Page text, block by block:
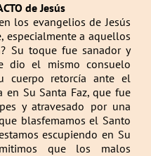
de Jesús
los evangelios de Jesús
especialmente a aquellos
Su toque fue sanador y
dio el mismo consuelo
cuerpo retorcía ante el
Su Santa Faz, que fue
y atravesado por una
blasfemamos el Santo
escupiendo en Su
que los malos